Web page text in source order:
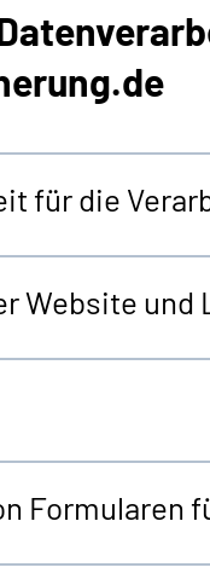
für die
Website und
Formularen